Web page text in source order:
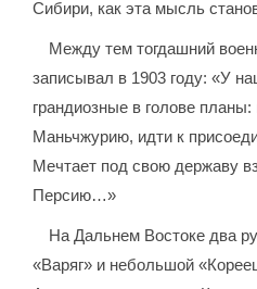
Сибири, как эта мысль
Между тем тогдашний
записывал в 1903 году: «У
грандиозные в голове
Маньчжурию, идти к
Мечтает под свою державу
Персию…»
На Дальнем Востоке два
«Варяг» и небольшой